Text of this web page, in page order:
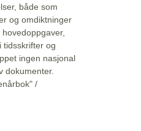
både som
og omdiktninger
tidsskrifter og
ingen nasjonal
dokumenter.
/